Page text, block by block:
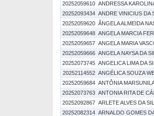
20252059610 ANDRESSA
20252093434 ANDRE VINICIUS DA
20252059620 ÂNGELA ALMEIDA
20252059648 ANGELA MARCIA
20252059657 ANGELA MARIA
20252059666 ANGELA NAYSA DA
20252073745 ANGELICA LIMA DA
20252114552 ANGÉLICA SOUZA
20252059684 ANTÔNIA
20252073763 ANTONIA RITA DE
20252092867 ARLETE ALVES DA
20252082314 ARNALDO GOMES